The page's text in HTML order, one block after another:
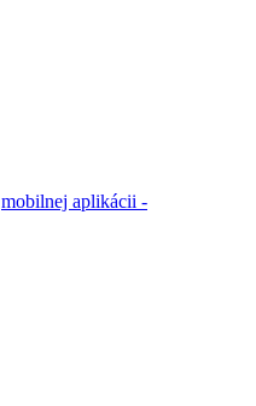
mobilnej aplikácii -